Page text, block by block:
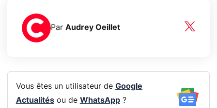
Par Audrey Oeillet
Vous êtes un utilisateur de Google
Actualitésou de WhatsApp?